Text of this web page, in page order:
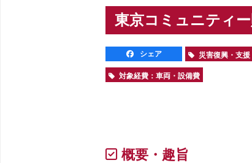
東京コミュニティ
シェア 災害復興・支援
対象経費：車両・設備費
概要・趣旨